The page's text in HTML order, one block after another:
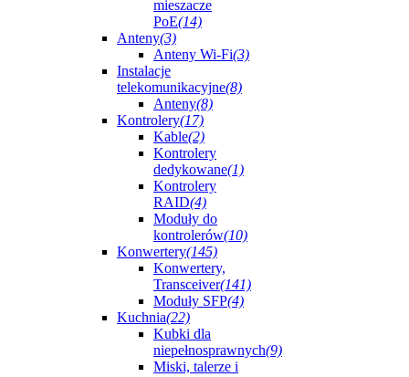
mieszacze
PoE(14)
Anteny(3)
Anteny Wi-Fi(3)
Instalacje
telekomunikacyjne(8)
Anteny(8)
Kontrolery(17)
Kable(2)
Kontrolery
dedykowane(1)
Kontrolery
RAID(4)
Moduły do
kontrolerów(10)
Konwertery(145)
Konwertery,
Transceiver(141)
Moduły SFP(4)
Kuchnia(22)
Kubki dla
niepełnosprawnych(9)
Miski, talerze i